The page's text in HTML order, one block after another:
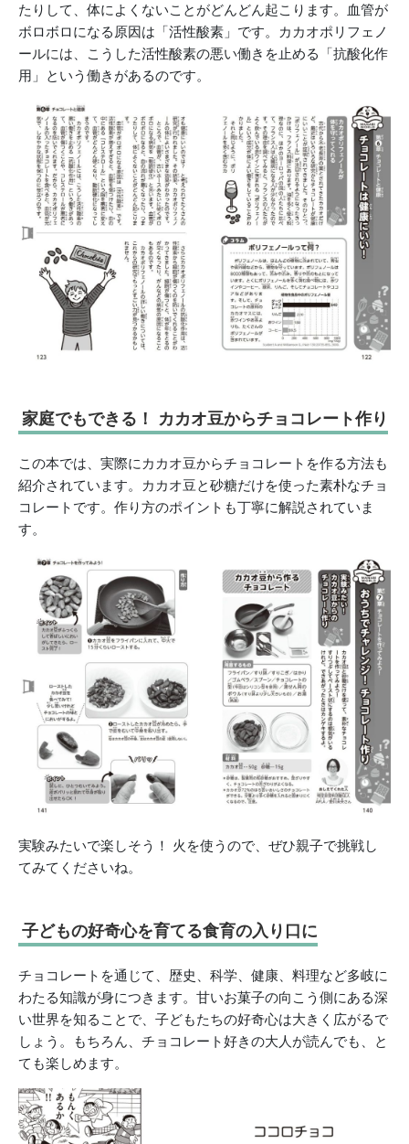
たりして、体によくないことがどんどん起こります。血管が
ボロボロになる原因は「活性酸素」です。カカオポリフェノ
ールには、こうした活性酸素の悪い働きを止める「抗酸化作
用」という働きがあるのです。
家庭でもできる！ カカオ豆からチョコレート作り
この本では、実際にカカオ豆からチョコレートを作る方法も
紹介されています。カカオ豆と砂糖だけを使った素朴なチョ
コレートです。作り方のポイントも丁寧に解説されていま
す。
実験みたいで楽しそう！ 火を使うので、ぜひ親子で挑戦し
てみてくださいね。
子どもの好奇心を育てる食育の入り口に
チョコレートを通じて、歴史、科学、健康、料理など多岐に
わたる知識が身につきます。甘いお菓子の向こう側にある深
い世界を知ることで、子どもたちの好奇心は大きく広がるで
しょう。もちろん、チョコレート好きの大人が読んでも、と
ても楽しめます。